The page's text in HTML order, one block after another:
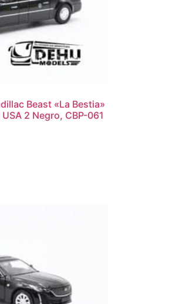
Beast «La Bestia»
2 Negro, CBP-061